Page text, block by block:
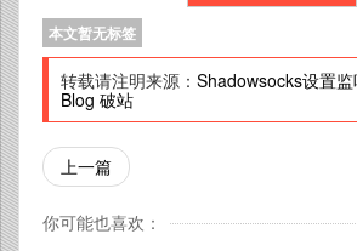
本文暂无标签
转载请注明来源： Shadowsocks设置
Blog 破站
上一篇
你可能也喜欢：